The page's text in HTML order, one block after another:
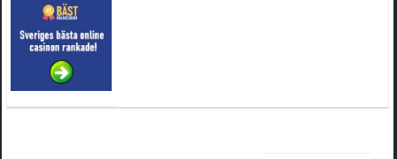
4 februari 2025 kl. 19:20:50
Oscar5:44
4 februari 2025 kl. 19:15:36
Greger59:NÃ¤gon som vet har en Cetek 500 EFI
15 januari 2025 kl. 23:49:44
Mrhandsome:SÃÂ¶ker defekta/trasiga fyrhjulingar. Jag betalar bra och du kan nÃÂ¥